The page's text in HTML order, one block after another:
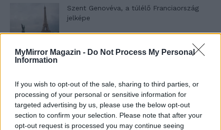
MyMirror Magazin - Do Not Process My Personal
Information
If you wish to opt-out of the sale, sharing to third parties, or
processing of your personal or sensitive information for
targeted advertising by us, please use the below opt-out
section to confirm your selection. Please note that after your
opt-out request is processed you may continue seeing
Szent Genovéva, a túlélő Franciaország
jelképe
Minka 12. rész
Minka 11. rész